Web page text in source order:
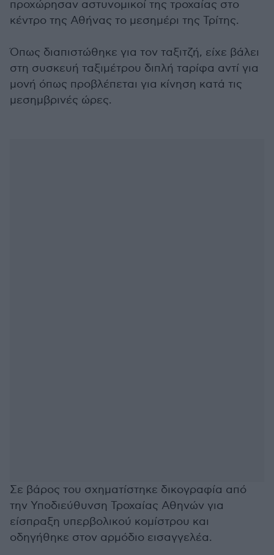
προχώρησαν αστυνομικοί της τροχαίας στο
κέντρο της Αθήνας το μεσημέρι της Τρίτης.
Όπως διαπιστώθηκε για τον ταξιτζή, είχε βάλει
στη συσκευή ταξιμέτρου διπλή ταρίφα αντί για
μονή όπως προβλέπεται για κίνηση κατά τις
μεσημβρινές ώρες.
Σε βάρος του σχηματίστηκε δικογραφία από
την Υποδιεύθυνση Τροχαίας Αθηνών για
είσπραξη υπερβολικού κομίστρου και
οδηγήθηκε στον αρμόδιο εισαγγελέα.